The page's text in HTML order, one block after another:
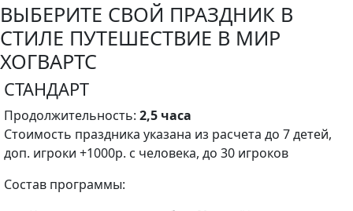
ВЫБЕРИТЕ СВОЙ ПРАЗДНИК В
СТИЛЕ ПУТЕШЕСТВИЕ В МИР
ХОГВАРТС
СТАНДАРТ
Продолжительность: 2,5 часа
Стоимость праздника указана из расчета до 7 детей,
доп. игроки +1000р. с человека, до 30 игроков
Состав программы: